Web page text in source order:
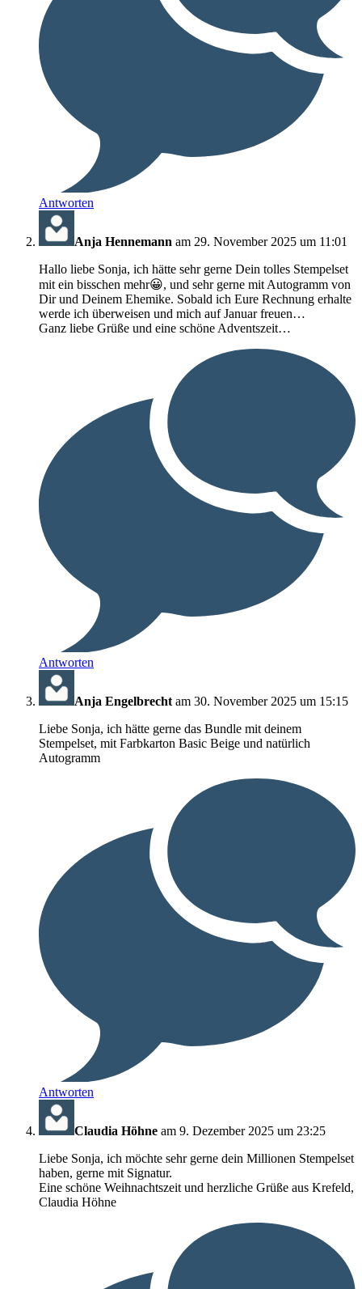
Antworten
Anja Hennemann am 29. November 2025 um 11:01
Hallo liebe Sonja, ich hätte sehr gerne Dein tolles Stempelset
mit ein bisschen mehr😀, und sehr gerne mit Autogramm von
Dir und Deinem Ehemike. Sobald ich Eure Rechnung erhalte
werde ich überweisen und mich auf Januar freuen…
Ganz liebe Grüße und eine schöne Adventszeit…
Antworten
Anja Engelbrecht am 30. November 2025 um 15:15
Liebe Sonja, ich hätte gerne das Bundle mit deinem
Stempelset, mit Farbkarton Basic Beige und natürlich
Autogramm
Antworten
Claudia Höhne am 9. Dezember 2025 um 23:25
Liebe Sonja, ich möchte sehr gerne dein Millionen Stempelset
haben, gerne mit Signatur.
Eine schöne Weihnachtszeit und herzliche Grüße aus Krefeld,
Claudia Höhne